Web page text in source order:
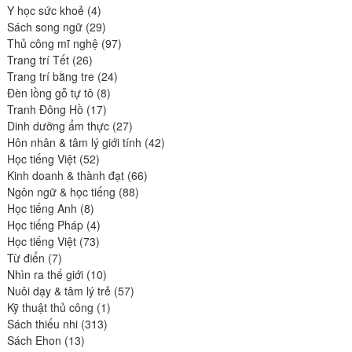
Y học sức khoẻ 44
produits
Sách song ngữ 2929
produits
Thủ công mĩ nghệ 9797
Trang trí Tết 2626
produits
Trang trí bằng tre 2424
Đèn lồng gỗ tự tô 88
produits
Tranh Đông Hồ 1717
produits
Dinh dưỡng ẩm thực 2727
produits
Hôn nhân & tâm lý giới tính 4242
Học tiếng Việt 5252
produits
Kinh doanh & thành đạt 6666
Ngôn ngữ & học tiếng 8888
Học tiếng Anh 88
produits
Học tiếng Pháp 44
produits
Học tiếng Việt 7373
Từ điển 77
produits
Nhìn ra thế giới 1010
produits
Nuôi dạy & tâm lý trẻ 5757
Kỹ thuật thủ công 11
produit
Sách thiếu nhi 313313
Sách Ehon 1313